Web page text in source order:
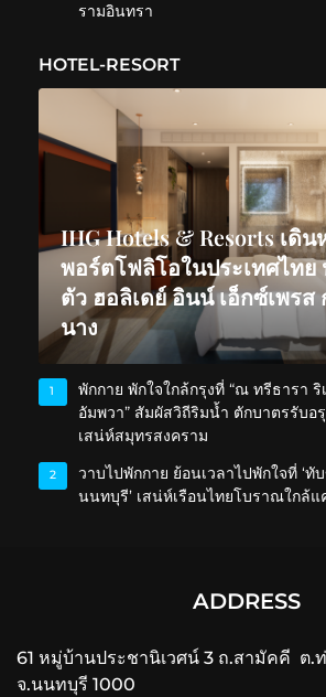
รามอินทรา
HOTEL-RESORT
IHG Hotels & Resorts เดิ
พอร์ตโฟลิโอในประเทศไทย
ตัว ฮอลิเดย์ อินน์ เอ็กซ์เพรส
นาง
1
พักกาย พักใจใกล้กรุงที่ “ณ ทรีธารา ริ
อัมพวา” สัมผัสวิถีริมน้ำ ตักบาตรรับ
เสน่ห์สมุทรสงคราม
2
วาบไปพักกาย ย้อนเวลาไปพักใจที่ ‘
นนทบุรี’ เสน่ห์เรือนไทยโบราณใกล้แ
ADDRESS
61 หมู่บ้านประชานิเวศน์ 3 ถ.สามัคคี ต.ท่
จ.นนทบุรี 1000